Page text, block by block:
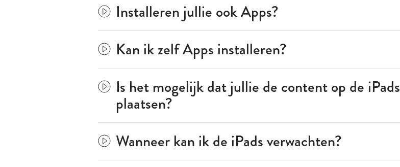
Installeren jullie ook Apps?
Kan ik zelf Apps installeren?
Is het mogelijk dat jullie de content op de iPads
plaatsen?
Wanneer kan ik de iPads verwachten?